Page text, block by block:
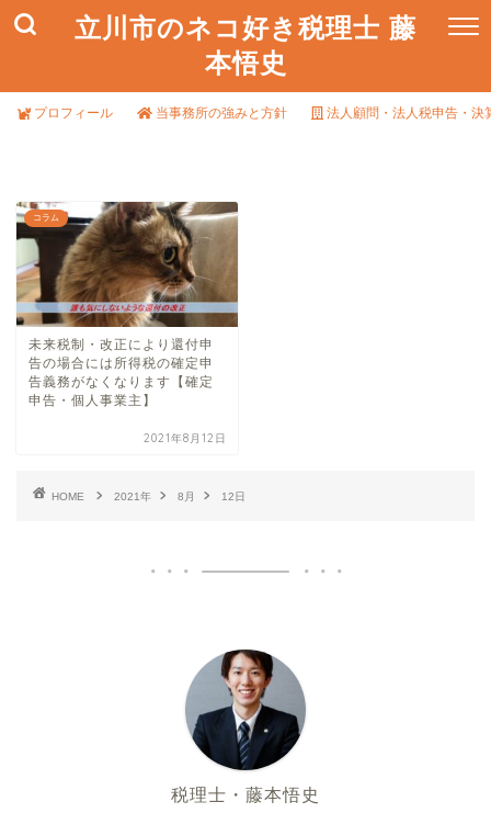
立川市のネコ好き税理士 藤
本悟史
プロフィール 当事務所の強みと方針 法人顧問・法人税申告・決
コラム
未来税制・改正により還付申
告の場合には所得税の確定申
告義務がなくなります【確定
申告・個人事業主】
2021年8月12日
HOME 2021年 8月 12日
税理士・藤本悟史